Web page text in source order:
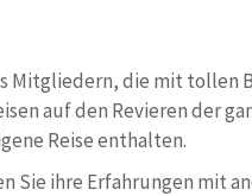
Mitgliedern, die mit tollen
auf den Revieren der
Reise enthalten.
ihre Erfahrungen mit